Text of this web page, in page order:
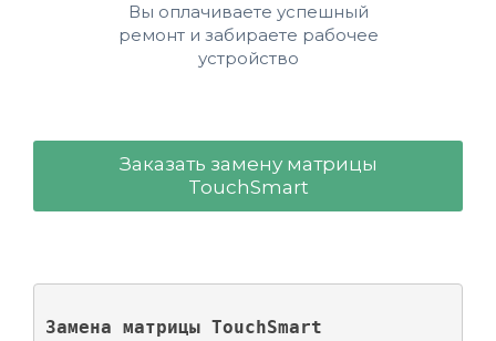
Вы оплачиваете успешный
ремонт и забираете рабочее
устройство
Заказать замену матрицы
TouchSmart
Замена матрицы TouchSmart